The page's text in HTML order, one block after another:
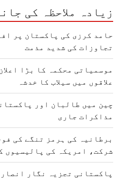
زیادہ ملاحظہ کی
حامد کرزی کی پاکستان پر
تجاوزات کی شدید مذمت
موسمیاتی محکمہ کا بڑا
علاقوں میں سیلاب کا خدشہ
چین میں طالبان اور
مذاکرات جاری
برطانیہ کی ہرمز تنگے کی
شرکت، امریکہ کی پالیسیوں
پاکستانی تجزیہ نگار